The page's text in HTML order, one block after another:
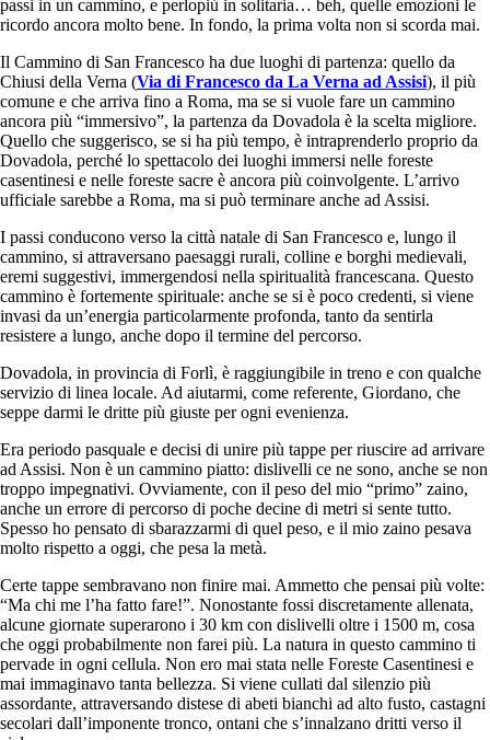
passi in un cammino, e perlopiù in solitaria… beh, quelle emozioni le
ricordo ancora molto bene. In fondo, la prima volta non si scorda mai.
Il Cammino di San Francesco ha due luoghi di partenza: quello da
Chiusi della Verna (Via di Francesco da La Verna ad Assisi), il più
comune e che arriva fino a Roma, ma se si vuole fare un cammino
ancora più “immersivo”, la partenza da Dovadola è la scelta migliore.
Quello che suggerisco, se si ha più tempo, è intraprenderlo proprio da
Dovadola, perché lo spettacolo dei luoghi immersi nelle foreste
casentinesi e nelle foreste sacre è ancora più coinvolgente. L’arrivo
ufficiale sarebbe a Roma, ma si può terminare anche ad Assisi.
I passi conducono verso la città natale di San Francesco e, lungo il
cammino, si attraversano paesaggi rurali, colline e borghi medievali,
eremi suggestivi, immergendosi nella spiritualità francescana. Questo
cammino è fortemente spirituale: anche se si è poco credenti, si viene
invasi da un’energia particolarmente profonda, tanto da sentirla
resistere a lungo, anche dopo il termine del percorso.
Dovadola, in provincia di Forlì, è raggiungibile in treno e con qualche
servizio di linea locale. Ad aiutarmi, come referente, Giordano, che
seppe darmi le dritte più giuste per ogni evenienza.
Era periodo pasquale e decisi di unire più tappe per riuscire ad arrivare
ad Assisi. Non è un cammino piatto: dislivelli ce ne sono, anche se non
troppo impegnativi. Ovviamente, con il peso del mio “primo” zaino,
anche un errore di percorso di poche decine di metri si sente tutto.
Spesso ho pensato di sbarazzarmi di quel peso, e il mio zaino pesava
molto rispetto a oggi, che pesa la metà.
Certe tappe sembravano non finire mai. Ammetto che pensai più volte:
“Ma chi me l’ha fatto fare!”. Nonostante fossi discretamente allenata,
alcune giornate superarono i 30 km con dislivelli oltre i 1500 m, cosa
che oggi probabilmente non farei più. La natura in questo cammino ti
pervade in ogni cellula. Non ero mai stata nelle Foreste Casentinesi e
mai immaginavo tanta bellezza. Si viene cullati dal silenzio più
assordante, attraversando distese di abeti bianchi ad alto fusto, castagni
secolari dall’imponente tronco, ontani che s’innalzano dritti verso il